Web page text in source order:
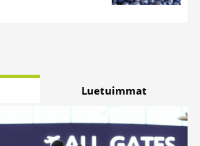
Luetuimmat